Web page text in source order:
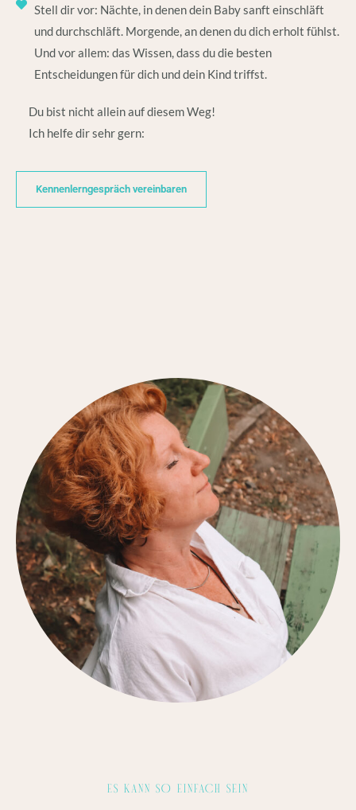
Stell dir vor: Nächte, in denen dein Baby sanft einschläft
und durchschläft. Morgende, an denen du dich erholt fühlst.
Und vor allem: das Wissen, dass du die besten
Entscheidungen für dich und dein Kind triffst.
Du bist nicht allein auf diesem Weg!
Ich helfe dir sehr gern:
Kennenlerngespräch vereinbaren
ES KANN SO EINFACH SEIN